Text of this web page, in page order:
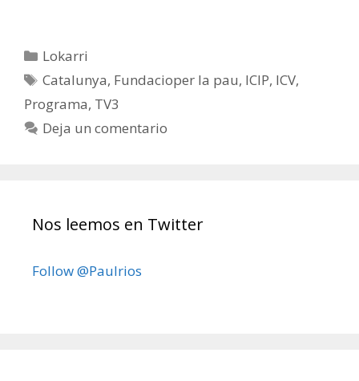
Categorías
Lokarri
Etiquetas
Catalunya, Fundacioper la pau, ICIP, ICV,
Programa, TV3
Deja un comentario
Nos leemos en Twitter
Follow @Paulrios